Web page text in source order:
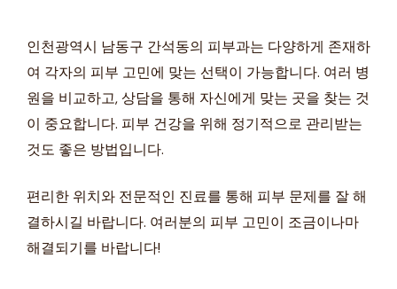
인천광역시 남동구 간석동의 피부과는 다양하게 존재하
여 각자의 피부 고민에 맞는 선택이 가능합니다. 여러 병
원을 비교하고, 상담을 통해 자신에게 맞는 곳을 찾는 것
이 중요합니다. 피부 건강을 위해 정기적으로 관리받는
것도 좋은 방법입니다.
편리한 위치와 전문적인 진료를 통해 피부 문제를 잘 해
결하시길 바랍니다. 여러분의 피부 고민이 조금이나마
해결되기를 바랍니다!